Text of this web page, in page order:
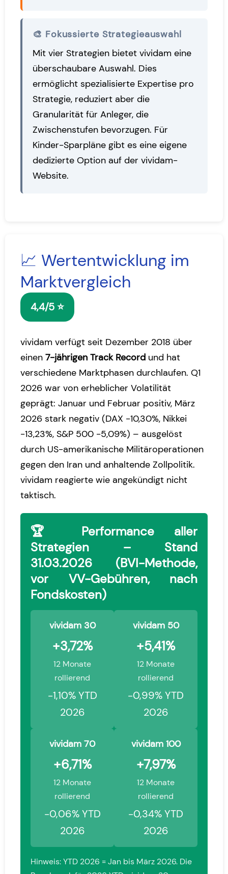
🎨 Fokussierte Strategieauswahl
Mit vier Strategien bietet vividam eine
überschaubare Auswahl. Dies
ermöglicht spezialisierte Expertise pro
Strategie, reduziert aber die
Granularität für Anleger, die
Zwischenstufen bevorzugen. Für
Kinder-Sparpläne gibt es eine eigene
dedizierte Option auf der vividam-
Website.
📈 Wertentwicklung im
Marktvergleich
4,4/5 ⭐
vividam verfügt seit Dezember 2018 über
einen 7-jährigen Track Record und hat
verschiedene Marktphasen durchlaufen. Q1
2026 war von erheblicher Volatilität
geprägt: Januar und Februar positiv, März
2026 stark negativ (DAX -10,30%, Nikkei
-13,23%, S&P 500 -5,09%) – ausgelöst
durch US-amerikanische Militäroperationen
gegen den Iran und anhaltende Zollpolitik.
vividam reagierte wie angekündigt nicht
taktisch.
🏆 Performance aller
Strategien – Stand
31.03.2026 (BVI-Methode,
vor VV-Gebühren, nach
Fondskosten)
vividam 30
+3,72%
12 Monate
rollierend
-1,10% YTD
2026
vividam 50
+5,41%
12 Monate
rollierend
-0,99% YTD
2026
vividam 70
+6,71%
12 Monate
rollierend
-0,06% YTD
2026
vividam 100
+7,97%
12 Monate
rollierend
-0,34% YTD
2026
Hinweis: YTD 2026 = Jan bis März 2026. Die